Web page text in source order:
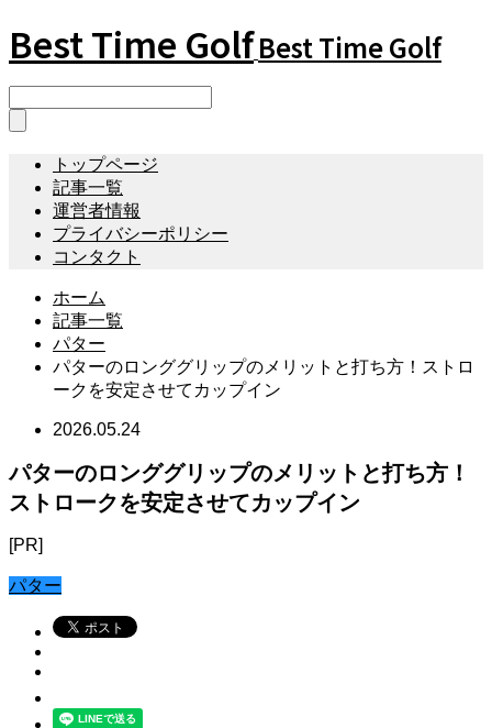
Best Time GolfBest Time Golf
トップページ
記事一覧
運営者情報
プライバシーポリシー
コンタクト
ホーム
記事一覧
パター
パターのロンググリップのメリットと打ち方！ストロ
ークを安定させてカップイン
2026.05.24
パターのロンググリップのメリットと打ち方！
ストロークを安定させてカップイン
[PR]
パター